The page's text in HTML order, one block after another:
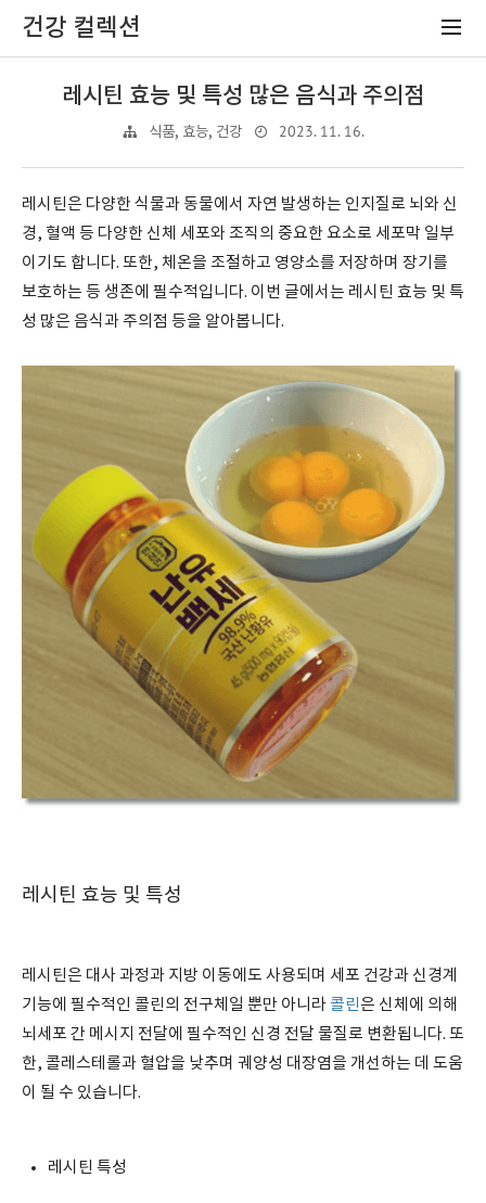
건강 컬렉션
레시틴 효능 및 특성 많은 음식과 주의점
식품, 효능, 건강 2023. 11. 16.
레시틴은 다양한 식물과 동물에서 자연 발생하는 인지질로 뇌와 신
경, 혈액 등 다양한 신체 세포와 조직의 중요한 요소로 세포막 일부
이기도 합니다. 또한, 체온을 조절하고 영양소를 저장하며 장기를
보호하는 등 생존에 필수적입니다. 이번 글에서는 레시틴 효능 및 특
성 많은 음식과 주의점 등을 알아봅니다.
레시틴 효능 및 특성
레시틴은 대사 과정과 지방 이동에도 사용되며 세포 건강과 신경계
기능에 필수적인 콜린의 전구체일 뿐만 아니라콜린은 신체에 의해
뇌세포 간 메시지 전달에 필수적인 신경 전달 물질로 변환됩니다. 또
한, 콜레스테롤과 혈압을 낮추며 궤양성 대장염을 개선하는 데 도움
이 될 수 있습니다.
레시틴 특성